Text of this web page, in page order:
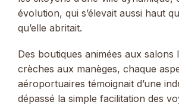
évolution, qui s’élevait aussi haut
qu’elle abritait.
Des boutiques animées aux salons
crèches aux manèges, chaque
aéroportuaires témoignait d’une
dépassé la simple facilitation des